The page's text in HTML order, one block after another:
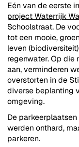
Eén van de eerste
project Waterrijk
Schoolstraat. De
tot een mooie,
leven
regenwater. Op
aan, verminderen
overstorten in de
diverse beplanting
omgeving.
De
werden onthard,
parkeren.